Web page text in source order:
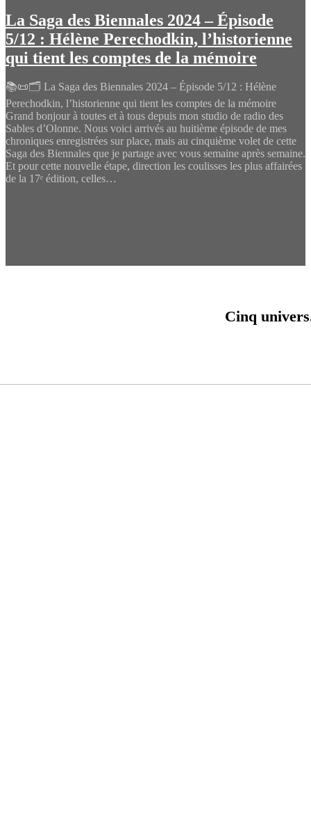
La Saga des Biennales 2024 – Épisode
5/12 : Hélène Perechodkin, l’historienne
qui tient les comptes de la mémoire
📚📜🗂️ La Saga des Biennales 2024 – Épisode 5/12 : Hélène
Perechodkin, l’historienne qui tient les comptes de la mémoire
Grand bonjour à toutes et à tous depuis mon studio de radio des
Sables d’Olonne. Nous voici arrivés au huitième épisode de mes
chroniques enregistrées sur place, mais au cinquième volet de cette
Saga des Biennales que je partage avec vous semaine après semaine.
Et pour cette nouvelle étape, direction les coulisses les plus affairées
de la 17ᵉ édition, celles…
Cinq